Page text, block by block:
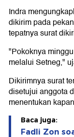
Indra
dikirim pada
tepatnya surat
"Pokoknya
melalui Setneg,"
Dikirimnya surat
disetujui anggota
menentukan
Baca juga:
Fadli Zon